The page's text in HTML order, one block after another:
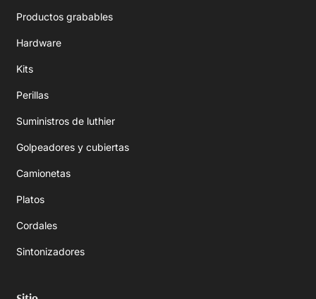
Productos grabables
Hardware
Kits
Perillas
Suministros de luthier
Golpeadores y cubiertas
Camionetas
Platos
Cordales
Sintonizadores